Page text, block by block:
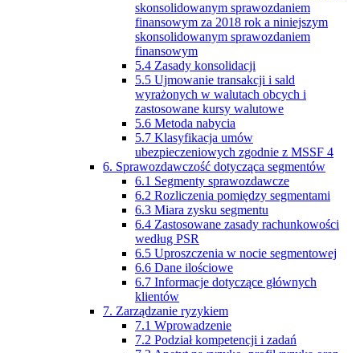
skonsolidowanym sprawozdaniem
finansowym za 2018 rok a niniejszym
skonsolidowanym sprawozdaniem
finansowym
5.4 Zasady konsolidacji
5.5 Ujmowanie transakcji i sald
wyrażonych w walutach obcych i
zastosowane kursy walutowe
5.6 Metoda nabycia
5.7 Klasyfikacja umów
ubezpieczeniowych zgodnie z MSSF 4
6. Sprawozdawczość dotycząca segmentów
6.1 Segmenty sprawozdawcze
6.2 Rozliczenia pomiędzy segmentami
6.3 Miara zysku segmentu
6.4 Zastosowane zasady rachunkowości
według PSR
6.5 Uproszczenia w nocie segmentowej
6.6 Dane ilościowe
6.7 Informacje dotyczące głównych
klientów
7. Zarządzanie ryzykiem
7.1 Wprowadzenie
7.2 Podział kompetencji i zadań